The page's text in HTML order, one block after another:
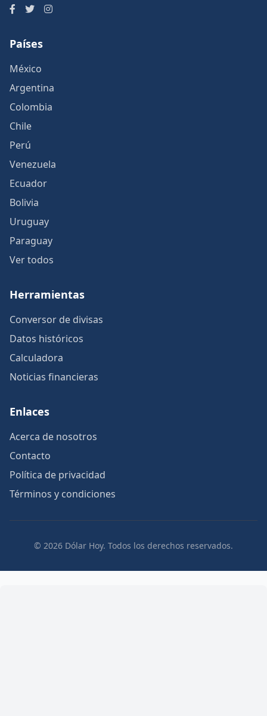
Países
México
Argentina
Colombia
Chile
Perú
Venezuela
Ecuador
Bolivia
Uruguay
Paraguay
Ver todos
Herramientas
Conversor de divisas
Datos históricos
Calculadora
Noticias financieras
Enlaces
Acerca de nosotros
Contacto
Política de privacidad
Términos y condiciones
© 2026 Dólar Hoy. Todos los derechos reservados.